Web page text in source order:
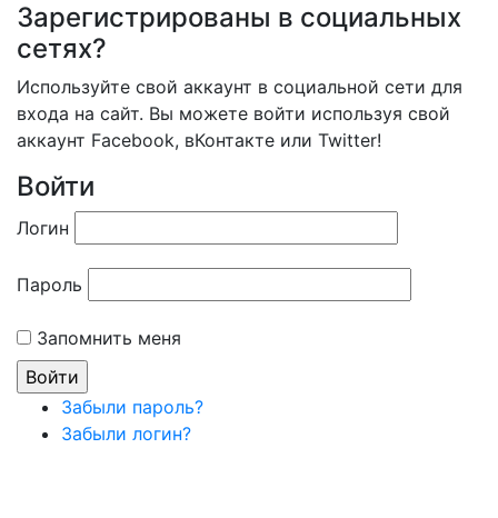
Зарегистрированы в социальных
сетях?
Используйте свой аккаунт в социальной сети для
входа на сайт. Вы можете войти используя свой
аккаунт Facebook, вКонтакте или Twitter!
Войти
Логин
Пароль
Запомнить меня
Забыли пароль?
Забыли логин?